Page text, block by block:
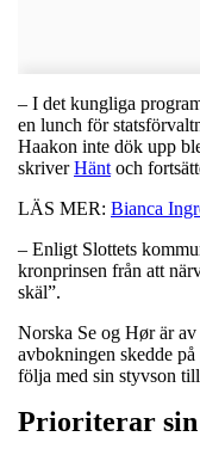
– I det kungliga
en lunch för
Haakon inte dök upp
skriverHänt och
LÄS MER: Bianca
– Enligt Slottets
kronprinsen från att
skäl”.
Norska Se og Hør är
avbokningen skedde
följa med sin styvson
Prioriterar sin